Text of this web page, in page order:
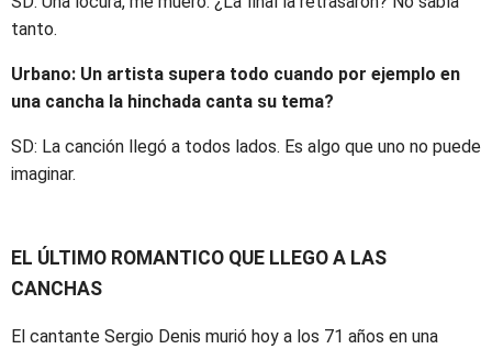
tanto.
Urbano: Un artista supera todo cuando por ejemplo en
una cancha la hinchada canta su tema?
SD: La canción llegó a todos lados. Es algo que uno no puede
imaginar.
EL ÚLTIMO ROMANTICO QUE LLEGO A LAS
CANCHAS
El cantante Sergio Denis murió hoy a los 71 años en una